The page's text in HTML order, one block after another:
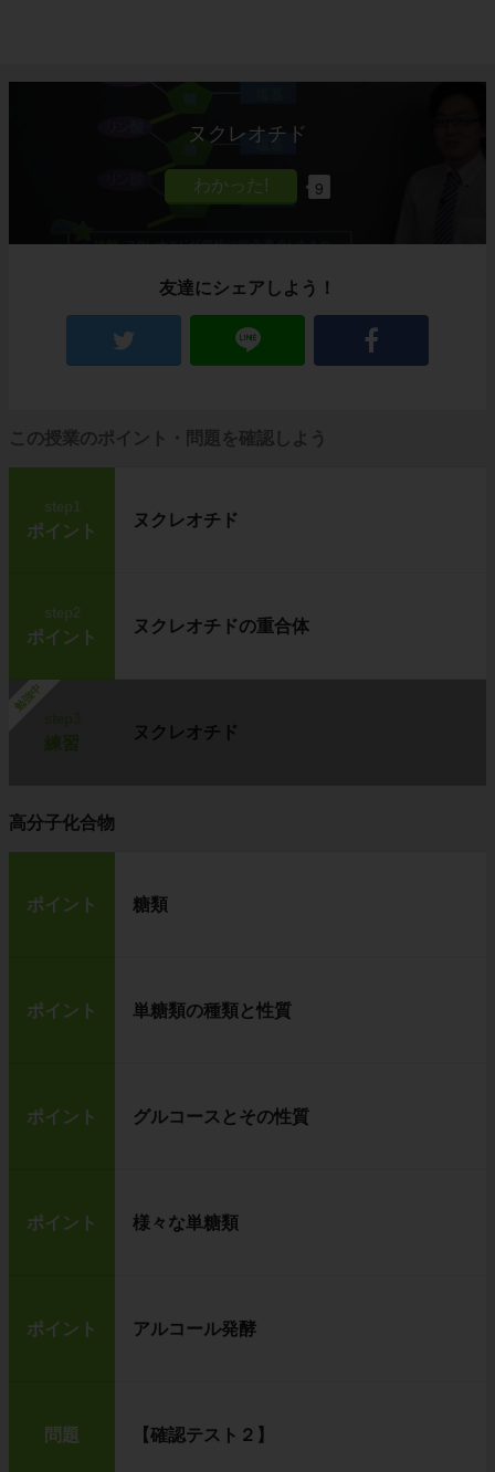
ヌクレオチド
9
友達にシェアしよう！
この授業のポイント・問題を確認しよう
step1
ポイント
ヌクレオチド
step2
ポイント
ヌクレオチドの重合体
勉強中
ヌクレオチド
高分子化合物
ポイント 糖類
ポイント 単糖類の種類と性質
ポイント グルコースとその性質
ポイント 様々な単糖類
ポイント アルコール発酵
問題 【確認テスト２】